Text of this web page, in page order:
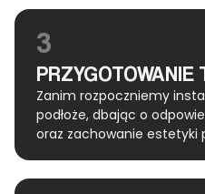
3
PRZYGOTOWANIE
Zanim rozpoczniemy
podłoże, dbając o
oraz zachowanie estetyki